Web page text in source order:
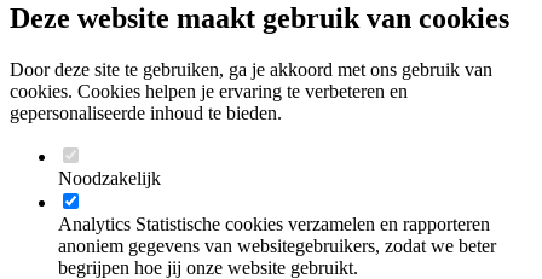
Deze website maakt gebruik van cookies
Door deze site te gebruiken, ga je akkoord met ons gebruik van
cookies. Cookies helpen je ervaring te verbeteren en
gepersonaliseerde inhoud te bieden.
Noodzakelijk
Analytics Statistische cookies verzamelen en rapporteren
anoniem gegevens van websitegebruikers, zodat we beter
begrijpen hoe jij onze website gebruikt.